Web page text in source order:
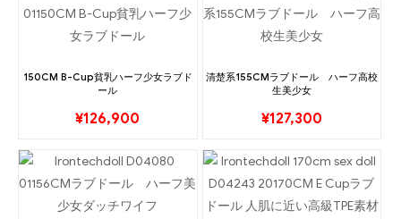
150CM B-Cup貧乳ハーフ少女ラブド
ール
¥126,900
清楚系155CMラブドール ハーフ高校
生美少女
¥127,300